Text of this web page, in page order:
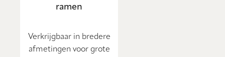
ramen
Verkrijgbaar in bredere
afmetingen voor grote